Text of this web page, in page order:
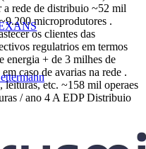
a rede de distribuio ~52 mil
microprodutores .
os clientes das
regulatrios em termos
energia + de 3 milhes de
caso de avarias na rede .
leituras, etc. ~158 mil operaes
/ ano 4 A EDP Distribuio